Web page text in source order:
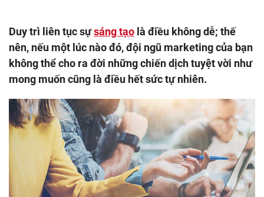
Duy trì liên tục sựsáng tạo là điều không dễ; thế
nên, nếu một lúc nào đó, đội ngũ marketing của bạn
không thể cho ra đời những chiến dịch tuyệt vời như
mong muốn cũng là điều hết sức tự nhiên.